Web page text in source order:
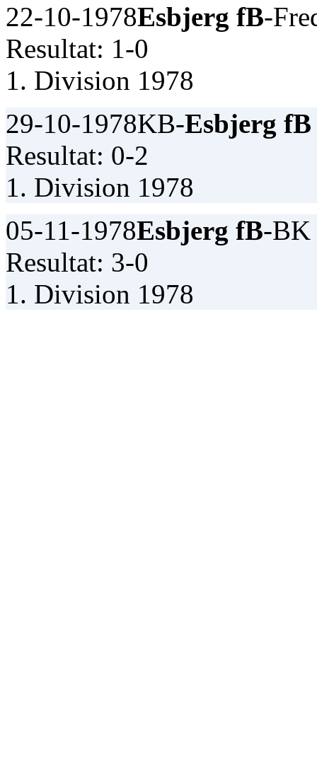
22-10-1978Esbjerg fB-
Resultat: 1-0
1. Division 1978
29-10-1978KB-Esbjerg fB
Resultat: 0-2
1. Division 1978
05-11-1978Esbjerg fB-BK
Resultat: 3-0
1. Division 1978